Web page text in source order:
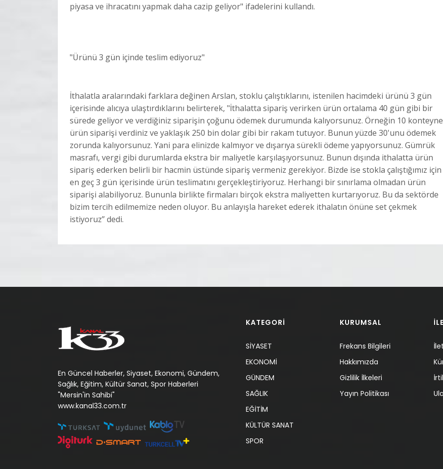
piyasa ve ihracatını yapmak daha cazip geliyor" ifadelerini kullandı.
"Ürünü 3 gün içinde teslim ediyoruz"
İthalatla aralarındaki farklara değinen Arslan, stoklu çalıştıklarını, istenilen hacimdeki ürünü 3 gün
içerisinde alıcıya ulaştırdıklarını belirterek, "İthalatta sipariş verirken ürün ortalama 40 gün gibi bir
sürede geliyor ve verdiğiniz siparişin çoğunu ödemek durumunda kalıyorsunuz. Örneğin 10
ürün siparişi verdiniz ve yaklaşık 250 bin dolar gibi bir rakam tutuyor. Bunun yüzde 30'unu ödemek
zorunda kalıyorsunuz. Yani para elinizde kalmıyor ve dışarıya sürekli ödeme yapıyorsunuz. Gümrük
masrafı, vergi gibi durumlarda ekstra bir maliyetle karşılaşıyorsunuz. Bunun dışında ithalatta ürün
sipariş ederken belirli bir hacmin üstünde sipariş vermeniz gerekiyor. Bizde ise stokla çalıştığımız için
en geç 3 gün içerisinde ürün teslimatını gerçekleştiriyoruz. Herhangi bir sınırlama olmadan ürün
siparişi alabiliyoruz. Bununla birlikte firmaları birçok ekstra maliyetten kurtarıyoruz. Bu da sektörde
bizim tercih edilmemize neden oluyor. Bu anlayışla hareket ederek ithalatın önüne set çekmek
istiyoruz” dedi.
En Güncel Haberler, Siyaset, Ekonomi, Gündem,
Sağlık, Eğitim, Kültür Sanat, Spor Haberleri
"Mersin'in Sahibi"
www.kanal33.com.tr
KATEGORİ
SİYASET
EKONOMİ
GÜNDEM
SAĞLIK
EĞİTİM
KÜLTÜR SANAT
SPOR
KURUMSAL
Frekans Bilgileri
Hakkımızda
Gizlilik İlkeleri
Yayın Politikası